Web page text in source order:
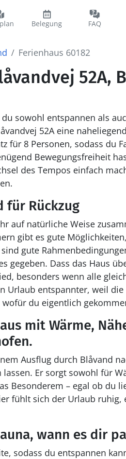
Belegung FAQ
Ferienhaus 60182
52A,
sowohl entspannen als
52A eine
für 8 Personen, sodass du
Bewegungsfreiheit
des Tempos einfach
für Rückzug
auf natürliche Weise
gibt es gute
gute
gegeben. Dass das Haus
besonders wenn alle
Urlaub entspannter, weil
du eigentlich
mit Wärme,
Ausflug durch Blåvand
Er sorgt sowohl für
Besonderem – egal ob du
fühlt sich der Urlaub ruhig,
wann es dir
sodass du entspannen